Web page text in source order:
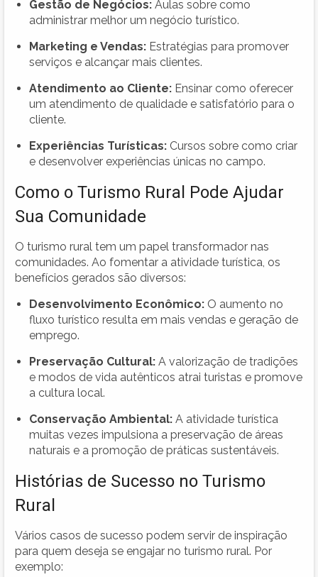
Gestão de Negócios: Aulas sobre como
administrar melhor um negócio turístico.
Marketing e Vendas: Estratégias para promover
serviços e alcançar mais clientes.
Atendimento ao Cliente: Ensinar como oferecer
um atendimento de qualidade e satisfatório para o
cliente.
Experiências Turísticas: Cursos sobre como criar
e desenvolver experiências únicas no campo.
Como o Turismo Rural Pode Ajudar
Sua Comunidade
O turismo rural tem um papel transformador nas
comunidades. Ao fomentar a atividade turística, os
benefícios gerados são diversos:
Desenvolvimento Econômico: O aumento no
fluxo turístico resulta em mais vendas e geração de
emprego.
Preservação Cultural: A valorização de tradições
e modos de vida autênticos atrai turistas e promove
a cultura local.
Conservação Ambiental: A atividade turística
muitas vezes impulsiona a preservação de áreas
naturais e a promoção de práticas sustentáveis.
Histórias de Sucesso no Turismo
Rural
Vários casos de sucesso podem servir de inspiração
para quem deseja se engajar no turismo rural. Por
exemplo: